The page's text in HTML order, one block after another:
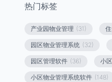
热门标签
产业园物业管理 (31)
园区物业管理系统 (32)
园区管理软件 (36) 小
小区物业管理系统软件 (148)